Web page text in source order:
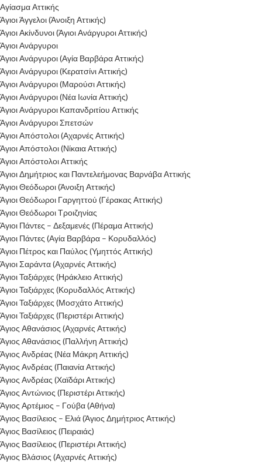
Αγίασμα Αττικής
Άγιοι Άγγελοι (Άνοιξη Αττικής)
Άγιοι Ακίνδυνοι (Άγιοι Ανάργυροι Αττικής)
Άγιοι Ανάργυροι
Άγιοι Ανάργυροι (Αγία Βαρβάρα Αττικής)
Άγιοι Ανάργυροι (Κερατσίνι Αττικής)
Άγιοι Ανάργυροι (Μαρούσι Αττικής)
Άγιοι Ανάργυροι (Νέα Ιωνία Αττικής)
Άγιοι Ανάργυροι Καπανδριτίου Αττικής
Άγιοι Ανάργυροι Σπετσών
Άγιοι Απόστολοι (Αχαρνές Αττικής)
Άγιοι Απόστολοι (Νίκαια Αττικής)
Άγιοι Απόστολοι Αττικής
Άγιοι Δημήτριος και Παντελεήμονας Βαρνάβα Αττικής
Άγιοι Θεόδωροι (Άνοιξη Αττικής)
Άγιοι Θεόδωροι Γαργηττού (Γέρακας Αττικής)
Άγιοι Θεόδωροι Τροιζηνίας
Άγιοι Πάντες – Δεξαμενές (Πέραμα Αττικής)
Άγιοι Πάντες (Αγία Βαρβάρα – Κορυδαλλός)
Άγιοι Πέτρος και Παύλος (Υμηττός Αττικής)
Άγιοι Σαράντα (Αχαρνές Αττικής)
Άγιοι Ταξιάρχες (Ηράκλειο Αττικής)
Άγιοι Ταξιάρχες (Κορυδαλλός Αττικής)
Άγιοι Ταξιάρχες (Μοσχάτο Αττικής)
Άγιοι Ταξιάρχες (Περιστέρι Αττικής)
Άγιος Αθανάσιος (Αχαρνές Αττικής)
Άγιος Αθανάσιος (Παλλήνη Αττικής)
Άγιος Ανδρέας (Νέα Μάκρη Αττικής)
Άγιος Ανδρέας (Παιανία Αττικής)
Άγιος Ανδρέας (Χαϊδάρι Αττικής)
Άγιος Αντώνιος (Περιστέρι Αττικής)
Άγιος Αρτέμιος – Γούβα (Αθήνα)
Άγιος Βασίλειος – Ελιά (Άγιος Δημήτριος Αττικής)
Άγιος Βασίλειος (Πειραιάς)
Άγιος Βασίλειος (Περιστέρι Αττικής)
Άγιος Βλάσιος (Αχαρνές Αττικής)